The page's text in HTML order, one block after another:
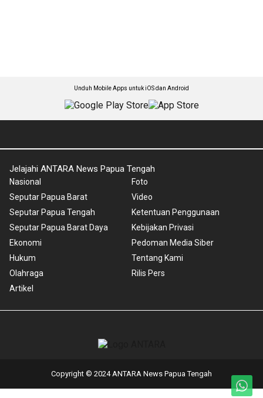
Unduh Mobile Apps untuk iOS dan Android
Jelajahi ANTARA News Papua Tengah
Nasional
Seputar Papua Barat
Seputar Papua Tengah
Seputar Papua Barat Daya
Ekonomi
Hukum
Olahraga
Artikel
Foto
Video
Ketentuan Penggunaan
Kebijakan Privasi
Pedoman Media Siber
Tentang Kami
Rilis Pers
Copyright © 2024 ANTARA News Papua Tengah